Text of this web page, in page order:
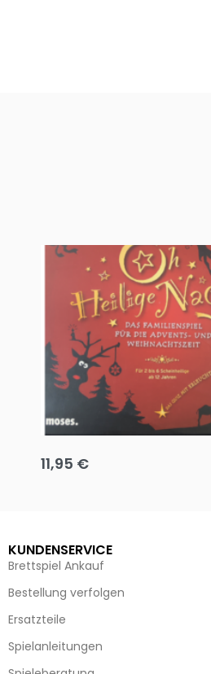
Oh, heilige Nacht!
11,95 €
KUNDENSERVICE
Brettspiel Ankauf
Bestellung verfolgen
Ersatzteile
Spielanleitungen